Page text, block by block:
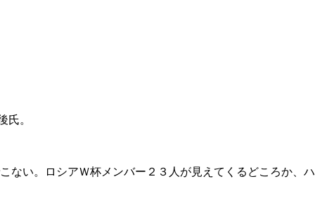
氏。
ない。ロシアＷ杯メンバー２３人が見えてくるどころか、ハ